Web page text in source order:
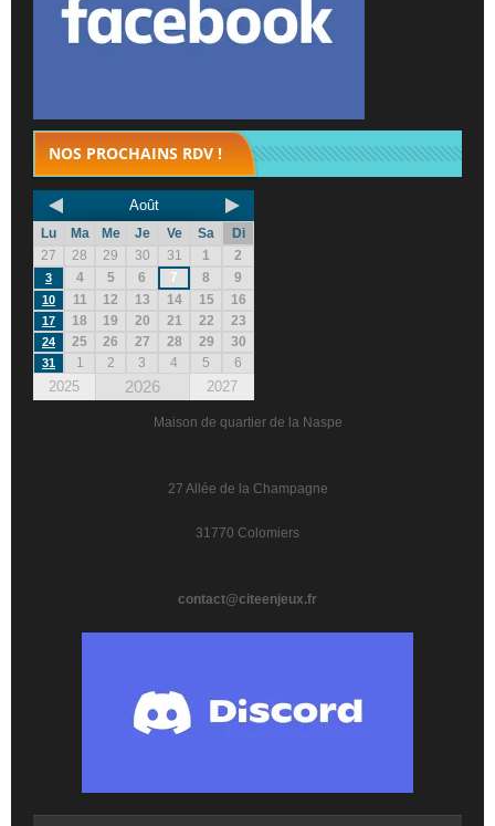
NOS PROCHAINS RDV !
Août
Lu Ma Me Je Ve Sa
Di
27
28 29 30 31 1 2
3 4 5 6 7 8 9
10 11 12 13 14 15 16
17 18 19 20 21 22 23
24 25 26 27 28 29 30
31 1 2 3 4 5 6
2025 2026 2027
Maison de quartier de la Naspe
27 Allée de la Champagne
31770 Colomiers
contact@citeenjeux.fr